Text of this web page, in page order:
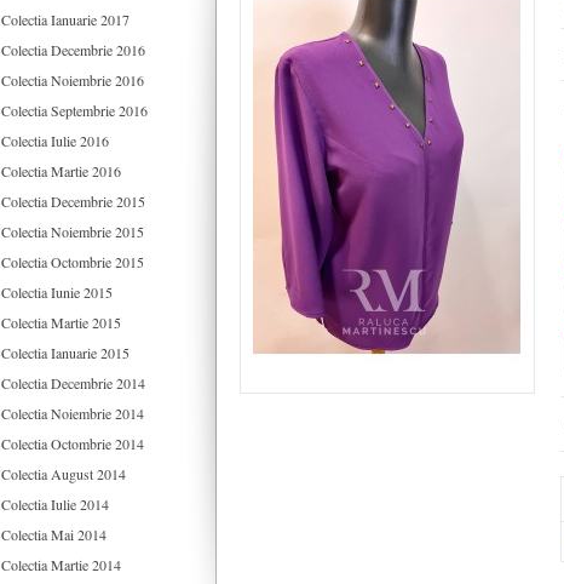
Colectia Ianuarie 2017
Colectia Decembrie 2016
Colectia Noiembrie 2016
Colectia Septembrie 2016
Colectia Iulie 2016
Colectia Martie 2016
Colectia Decembrie 2015
Colectia Noiembrie 2015
Colectia Octombrie 2015
Colectia Iunie 2015
Colectia Martie 2015
Colectia Ianuarie 2015
Colectia Decembrie 2014
Colectia Noiembrie 2014
Colectia Octombrie 2014
Colectia August 2014
Colectia Iulie 2014
Colectia Mai 2014
Colectia Martie 2014